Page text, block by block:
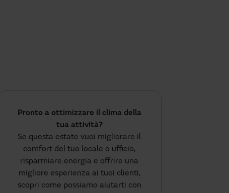
Pronto a ottimizzare il clima della
tua attività?
Se questa estate vuoi migliorare il
comfort del tuo locale o ufficio,
risparmiare energia e offrire una
migliore esperienza ai tuoi clienti,
scopri come possiamo aiutarti con